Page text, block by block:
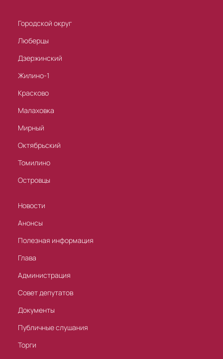
Городской округ
Люберцы
Дзержинский
Жилино-1
Красково
Малаховка
Мирный
Октябрьский
Томилино
Островцы
Новости
Анонсы
Полезная информация
Глава
Администрация
Совет депутатов
Документы
Публичные слушания
Торги